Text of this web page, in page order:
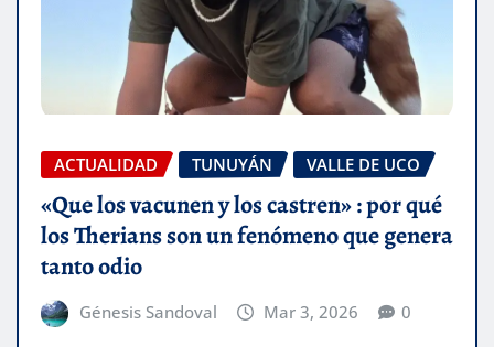
ACTUALIDAD TUNUYÁN VALLE DE UCO
«Que los vacunen y los castren» : por qué
los Therians son un fenómeno que genera
tanto odio
Génesis Sandoval Mar 3, 2026 0